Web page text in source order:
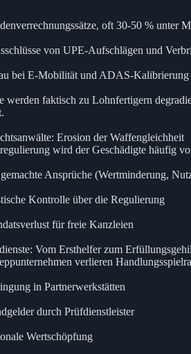
oft 30-50 % unter
von UPE-Aufschlägen und
bei E-Mobilität und ADAS-Kalibrierung
werden faktisch zu Lohnfertigern
Erosion der Waffengleichheit
wird der Geschädigte häufig
Ansprüche (Wertminderung,
Kontrolle über die Regulierung
für freie Kanzleien
Vom Ersthelfer zum
verlieren
in Partnerwerkstätten
durch Prüfdienstleister
Wertschöpfung